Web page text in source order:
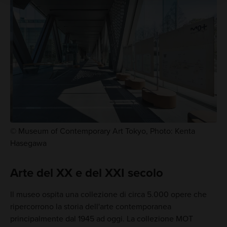
© Museum of Contemporary Art Tokyo, Photo: Kenta
Hasegawa
Arte del XX e del XXI secolo
Il museo ospita una collezione di circa 5.000 opere che
ripercorrono la storia dell'arte contemporanea
principalmente dal 1945 ad oggi. La collezione MOT